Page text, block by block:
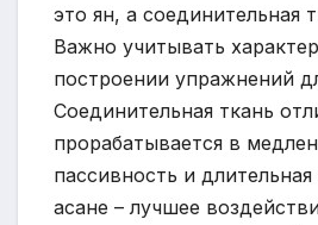
это ян, а соединительная
Важно учитывать
построении упражнений
Соединительная ткань
прорабатывается в
пассивность и
асане – лучшее